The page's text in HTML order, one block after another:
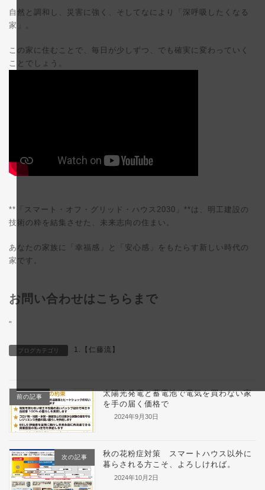
自然と調和し、災害に強く、そしてなにより「深呼吸したくなる
家」。
この家に住むことで、毎日が少しずつ、でも確実に変わっていく
ことでしょう。
**「スマート・オフ・グリッド・ハウス2030」**は、明工建設の
技術の粋を結集させた、未来志向の住まい。
あなたの家族に「幸福感」と「安心感」をもたらす新しい時代の
家です。
お問い合わせはこちらまで
"
ブログカテゴリ 1.【仁藤流】
前の記事
太陽光発電と蓄電池で電気を買わない家
を手の届く価格で
2024年9月30日
次の記事
秋の花粉症対策 スマートハウス以外に
暮らされる方こそ、よろしければ。
2024年10月2日